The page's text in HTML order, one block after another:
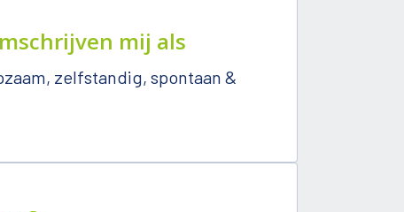
mij als
zelfstandig, spontaan &